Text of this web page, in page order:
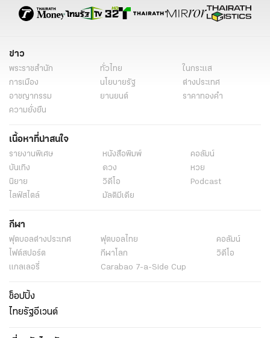
ข่าว
พระราชสำนัก ทั่วไทย
ในกระแส
การเมือง
นโยบายรัฐ
ต่างประเทศ
อาชญากรรม
ยานยนต์
ราคาทองคำ
ความยั่งยืน
เนื้อหาที่น่าสนใจ
รายงานพิเศษ หนังสือพิมพ์
คอลัมน์
บันเทิง
ดวง
หวย
นิยาย
วิดีโอ
Podcast
ไลฟ์สไตล์
มัลติมีเดีย
กีฬา
ฟุตบอลต่่างประเทศ ฟุตบอลไทย
คอลัมน์
ไฟต์สปอร์ต
กีฬาโลก
วิดีโอ
แกลเลอรี่
Carabao 7-a-Side Cup
ช็อปปิ้ง
ไทยรัฐอีเวนต์